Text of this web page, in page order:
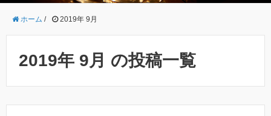
ホーム / 2019年 9月
2019年 9月 の投稿一覧